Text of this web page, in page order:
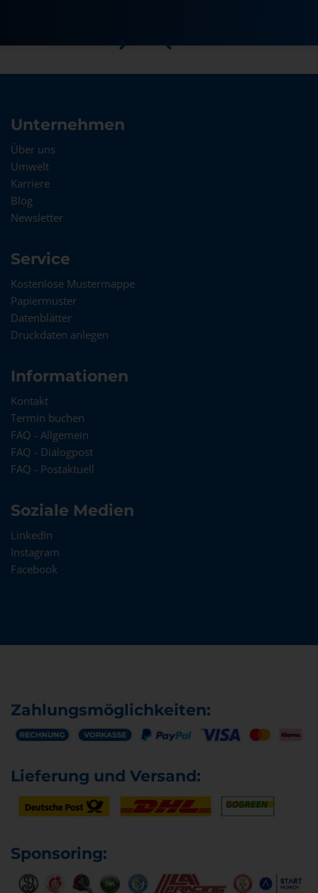
Unternehmen
Über uns
Umwelt
Karriere
Blog
Newsletter
Service
Kostenlose Mustermappe
Papiermuster
Datenblätter
Druckdaten anlegen
Informationen
Kontakt
Termin buchen
FAQ - Allgemein
FAQ - Dialogpost
FAQ - Postaktuell
Soziale Medien
LinkedIn
Instagram
Facebook
Zahlungsmöglichkeiten:
Lieferung und Versand:
Sponsoring: